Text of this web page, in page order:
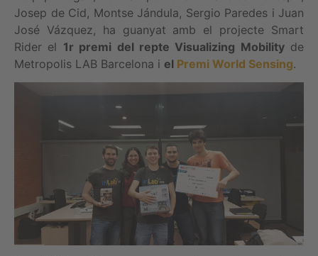
Josep de Cid, Montse Jándula, Sergio Paredes i Juan
José Vázquez, ha guanyat amb el projecte Smart
Rider el 1r premi del repte Visualizing Mobilityde
Metropolis LAB Barcelona i el Premi World Sensing.